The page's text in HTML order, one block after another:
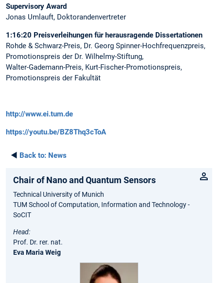
Supervisory Award
Jonas Umlauft, Doktorandenvertreter
1:16:20 Preisverleihungen für herausragende Dissertationen
Rohde & Schwarz-Preis, Dr. Georg Spinner-Hochfrequenzpreis,
Promotionspreis der Dr. Wilhelmy-Stiftung,
Walter-Gademann-Preis, Kurt-Fischer-Promotionspreis,
Promotionspreis der Fakultät
http://www.ei.tum.de
https://youtu.be/BZ8Thq3cToA
◄ Back to: News
Chair of Nano and Quantum Sensors
Technical University of Munich
TUM School of Computation, Information and Technology -
SoCIT
Head:
Prof. Dr. rer. nat.
Eva Maria Weig